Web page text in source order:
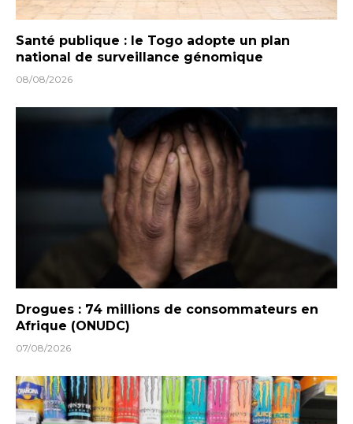
Santé publique : le Togo adopte un plan
national de surveillance génomique
08/08/2026
Drogues : 74 millions de consommateurs en
Afrique (ONUDC)
07/08/2026